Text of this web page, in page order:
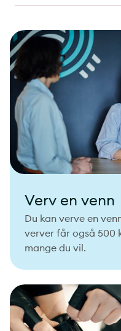
Verv en venn
Du kan verve en
verver får også 500
mange du vil.